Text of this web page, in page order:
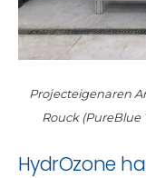
HydrOzone
Projecteigenaren
Rouck (PureBlue